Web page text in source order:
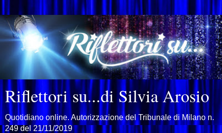
Riflettori su...di Silvia Arosio
Quotidiano online. Autorizzazione del Tribunale di Milano n.
249 del 21/11/2019